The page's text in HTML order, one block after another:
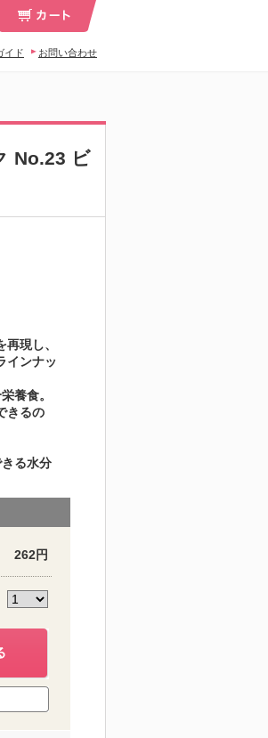
お問い合わせ
イド
No.23 ビ
現し、
インナッ
養食。
きるの
る水分
262円